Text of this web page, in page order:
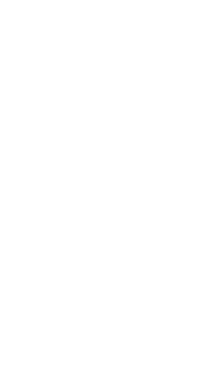
az
a szív miként próbálja